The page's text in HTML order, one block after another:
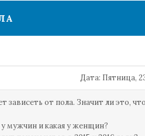
Дата: Пятница,
зависеть от пола. Значит ли это,
у мужчин и какая у женщин?